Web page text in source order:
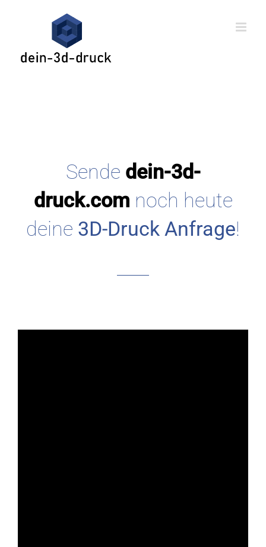
content
Sende dein-3d-
druck.com noch heute
deine 3D-Druck Anfrage!